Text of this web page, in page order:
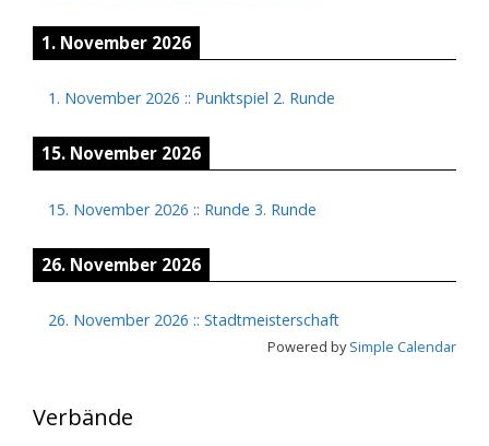
1. November 2026
1. November 2026 :: Punktspiel 2. Runde
15. November 2026
15. November 2026 :: Runde 3. Runde
26. November 2026
26. November 2026 :: Stadtmeisterschaft
Powered bySimple Calendar
Verbände